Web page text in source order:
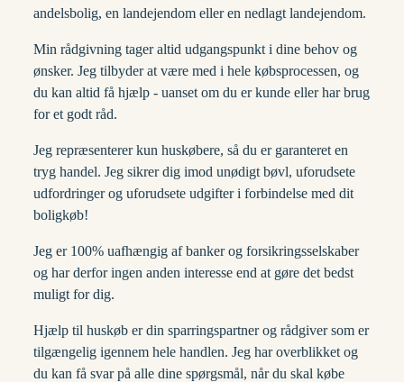
andelsbolig, en landejendom eller en nedlagt landejendom.
Min rådgivning tager altid udgangspunkt i dine behov og
ønsker. Jeg tilbyder at være med i hele købsprocessen, og
du kan altid få hjælp - uanset om du er kunde eller har brug
for et godt råd.
Jeg repræsenterer kun huskøbere, så du er garanteret en
tryg handel. Jeg sikrer dig imod unødigt bøvl, uforudsete
udfordringer og uforudsete udgifter i forbindelse med dit
boligkøb!
Jeg er 100% uafhængig af banker og forsikringsselskaber
og har derfor ingen anden interesse end at gøre det bedst
muligt for dig.
Hjælp til huskøb er din sparringspartner og rådgiver som er
tilgængelig igennem hele handlen. Jeg har overblikket og
du kan få svar på alle dine spørgsmål, når du skal købe